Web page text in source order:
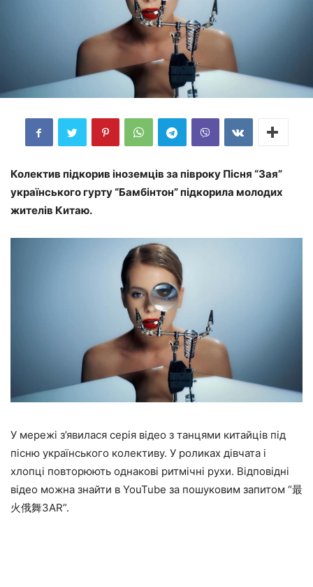
Колектив підкорив іноземців за півроку Пісня “Зая”
українського гурту “Бамбінтон” підкорила молодих
жителів Китаю.
У мережі з’явилася серія відео з танцями китайців під
пісню українського колективу. У роликах дівчата і
хлопці повторюють однакові ритмічні рухи. Відповідні
відео можна знайти в YouTube за пошуковим запитом “最
火俄舞3AR”.